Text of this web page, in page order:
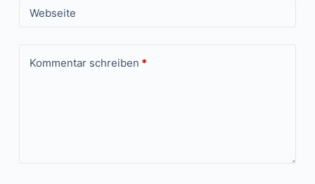
Webseite
Kommentar schreiben *